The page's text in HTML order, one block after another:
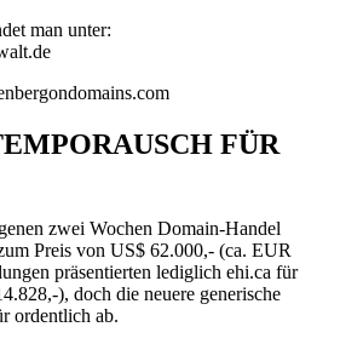
man unter:
FÜR
zwei Wochen Domain-Handel
Preis von US$ 62.000,- (ca. EUR
präsentierten lediglich ehi.ca für
), doch die neuere generische
ordentlich ab.